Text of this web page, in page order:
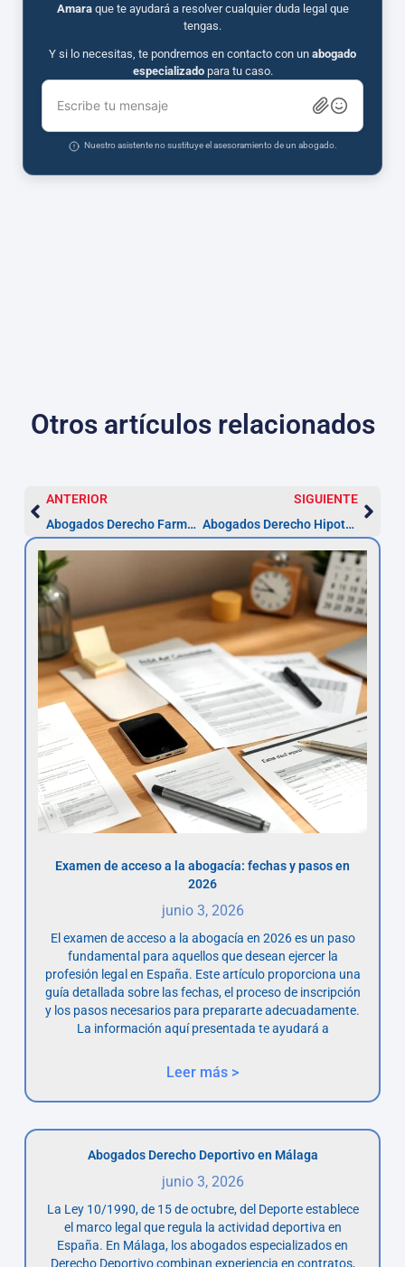
Amaraque te ayudará a resolver cualquier duda legal que
tengas.
Y si lo necesitas, te pondremos en contacto con un abogado
especializadopara tu caso.
Escribe tu mensaje
Nuestro asistente no sustituye el asesoramiento de un abogado.
Otros artículos relacionados
ANTERIOR
Abogados Derecho Farmacéutico en Jaén — Guía 2026
SIGUIENTE
Abogados Derecho Hipotecario en Jaén | Asesor.Legal
Examen de acceso a la abogacía: fechas y pasos en
2026
junio 3, 2026
El examen de acceso a la abogacía en 2026 es un paso
fundamental para aquellos que desean ejercer la
profesión legal en España. Este artículo proporciona una
guía detallada sobre las fechas, el proceso de inscripción
y los pasos necesarios para prepararte adecuadamente.
La información aquí presentada te ayudará a
Leer más >
Abogados Derecho Deportivo en Málaga
junio 3, 2026
La Ley 10/1990, de 15 de octubre, del Deporte establece
el marco legal que regula la actividad deportiva en
España. En Málaga, los abogados especializados en
Derecho Deportivo combinan experiencia en contratos,